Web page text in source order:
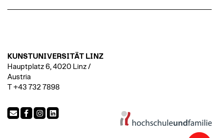
KUNSTUNIVERSITÄT LINZ
Hauptplatz 6, 4020 Linz /
Austria
T +43 732 7898